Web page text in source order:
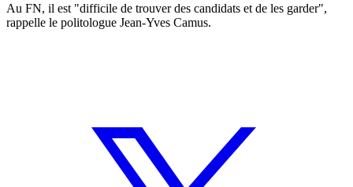
Au FN, il est "difficile de trouver des candidats et de les garder",
rappelle le politologue Jean-Yves Camus.